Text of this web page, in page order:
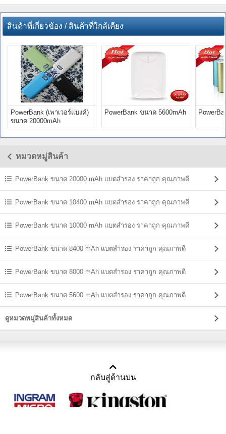
สินค้าที่เกี่ยวข้อง / สินค้าที่ใกล้เคียง
PowerBank (เพาเวอร์แบงค์)
ขนาด 20000mAh
PowerBank ขนาด 5600mAh
หมวดหมู่สินค้า
PowerBank ขนาด 20000 mAh แบตสํารอง ราคาถูก คุณภาพดี
PowerBank ขนาด 10400 mAh แบตสํารอง ราคาถูก คุณภาพดี
PowerBank ขนาด 10000 mAh แบตสํารอง ราคาถูก คุณภาพดี
PowerBank ขนาด 8400 mAh แบตสํารอง ราคาถูก คุณภาพดี
PowerBank ขนาด 8000 mAh แบตสํารอง ราคาถูก คุณภาพดี
PowerBank ขนาด 5600 mAh แบตสํารอง ราคาถูก คุณภาพดี
ดูหมวดหมู่สินค้าทั้งหมด
กลับสู่ด้านบน